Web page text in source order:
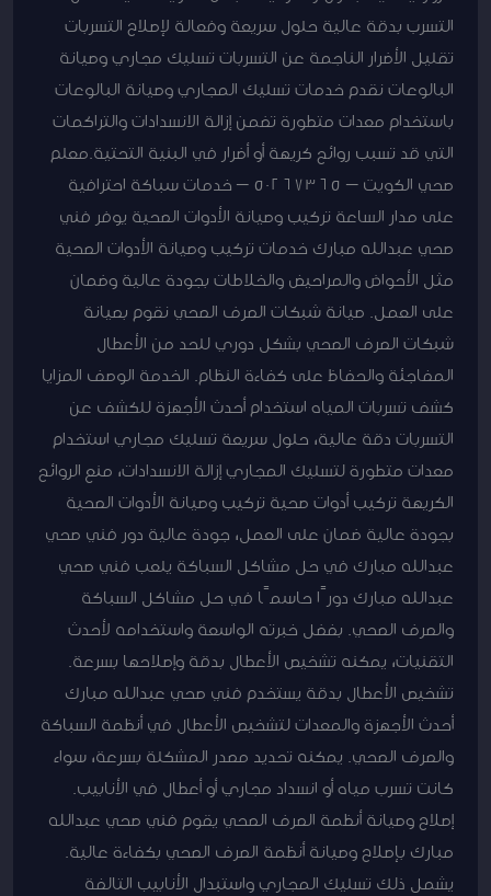
التسرب بدقة عالية حلول سريعة وفعالة لإصلاح التسربات
تقليل الأضرار الناجمة عن التسربات تسليك مجاري وصيانة
البالوعات نقدم خدمات تسليك المجاري وصيانة البالوعات
باستخدام معدات متطورة تضمن إزالة الانسدادات والتراكمات
التي قد تسبب روائح كريهة أو أضرار في البنية التحتية.معلم
صحي الكويت – 50267365 – خدمات سباكة احترافية
على مدار الساعة تركيب وصيانة الأدوات الصحية يوفر فني
صحي عبدالله مبارك خدمات تركيب وصيانة الأدوات الصحية
مثل الأحواض والمراحيض والخلاطات بجودة عالية وضمان
على العمل. صيانة شبكات الصرف الصحي نقوم بصيانة
شبكات الصرف الصحي بشكل دوري للحد من الأعطال
المفاجئة والحفاظ على كفاءة النظام. الخدمة الوصف المزايا
كشف تسربات المياه استخدام أحدث الأجهزة للكشف عن
التسربات دقة عالية، حلول سريعة تسليك مجاري استخدام
معدات متطورة لتسليك المجاري إزالة الانسدادات، منع الروائح
الكريهة تركيب أدوات صحية تركيب وصيانة الأدوات الصحية
بجودة عالية ضمان على العمل، جودة عالية دور فني صحي
عبدالله مبارك في حل مشاكل السباكة يلعب فني صحي
عبدالله مبارك دورًا حاسمًا في حل مشاكل السباكة
والصرف الصحي. بفضل خبرته الواسعة واستخدامه لأحدث
التقنيات، يمكنه تشخيص الأعطال بدقة وإصلاحها بسرعة.
تشخيص الأعطال بدقة يستخدم فني صحي عبدالله مبارك
أحدث الأجهزة والمعدات لتشخيص الأعطال في أنظمة السباكة
والصرف الصحي. يمكنه تحديد مصدر المشكلة بسرعة، سواء
كانت تسرب مياه أو انسداد مجاري أو أعطال في الأنابيب.
إصلاح وصيانة أنظمة الصرف الصحي يقوم فني صحي عبدالله
مبارك بإصلاح وصيانة أنظمة الصرف الصحي بكفاءة عالية.
يشمل ذلك تسليك المجاري واستبدال الأنابيب التالفة